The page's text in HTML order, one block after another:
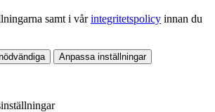
samt i vårintegritetspolicy innan du
Anpassa inställningar